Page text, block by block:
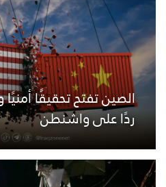
الصين تفتح تحقيقًا
ردًا على واشنطن